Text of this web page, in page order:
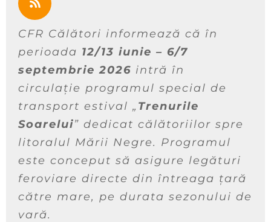
CFR Călători informează că în
perioada 12/13 iunie – 6/7
septembrie 2026 intră în
circulație programul special de
transport estival „ Trenurile
Soarelui” dedicat călătoriilor spre
litoralul Mării Negre. Programul
este conceput să asigure legături
feroviare directe din întreaga țară
către mare, pe durata sezonului de
vară.